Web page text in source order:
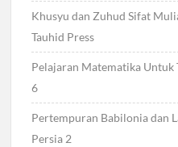
Khusyu dan Zuhud Sifat
Tauhid Press
Pelajaran Matematika Untuk
6
Pertempuran Babilonia dan
Persia 2